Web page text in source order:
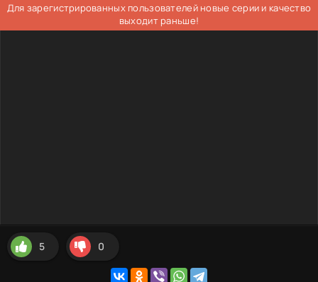
Для зарегистрированных пользователей новые серии и качество
выходит раньше!
5 0